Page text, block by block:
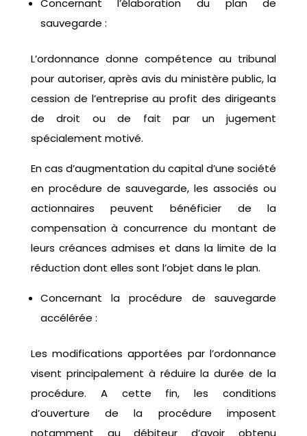
Concernant l’élaboration du plan de
sauvegarde :
L’ordonnance donne compétence au tribunal
pour autoriser, après avis du ministère public, la
cession de l’entreprise au profit des dirigeants
de droit ou de fait par un jugement
spécialement motivé.
En cas d’augmentation du capital d’une société
en procédure de sauvegarde, les associés ou
actionnaires peuvent bénéficier de la
compensation à concurrence du montant de
leurs créances admises et dans la limite de la
réduction dont elles sont l’objet dans le plan.
Concernant la procédure de sauvegarde
accélérée :
Les modifications apportées par l’ordonnance
visent principalement à réduire la durée de la
procédure. A cette fin, les conditions
d’ouverture de la procédure imposent
notamment au débiteur d’avoir obtenu